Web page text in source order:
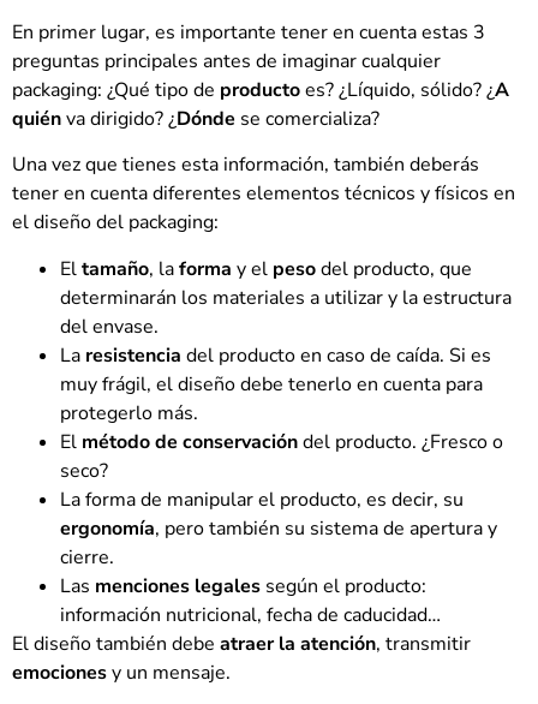
En primer lugar, es importante tener en cuenta estas 3
preguntas principales antes de imaginar cualquier
packaging: ¿Qué tipo de productoes? ¿Líquido, sólido? ¿A
quiénva dirigido? ¿Dónde se comercializa?
Una vez que tienes esta información, también deberás
tener en cuenta diferentes elementos técnicos y físicos en
el diseño del packaging:
Eltamaño, laforma y el pesodel producto, que
determinarán los materiales a utilizar y la estructura
del envase.
La resistencia del producto en caso de caída. Si es
muy frágil, el diseño debe tenerlo en cuenta para
protegerlo más.
El método de conservacióndel producto. ¿Fresco o
seco?
La forma de manipular el producto, es decir, su
ergonomía, pero también su sistema de apertura y
cierre.
Las menciones legales según el producto:
información nutricional, fecha de caducidad…
El diseño también debe atraer la atención, transmitir
emocionesy un mensaje.